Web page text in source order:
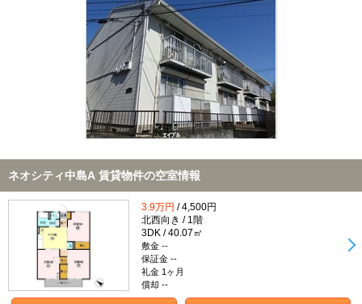
不動産会社から
TOP
ネオシティ中島A 賃貸物件の空室情報
3.9万円 / 4,500円
北西向き / 1階
3DK / 40.07㎡
敷金 --
保証金 --
礼金 1ヶ月
償却 --